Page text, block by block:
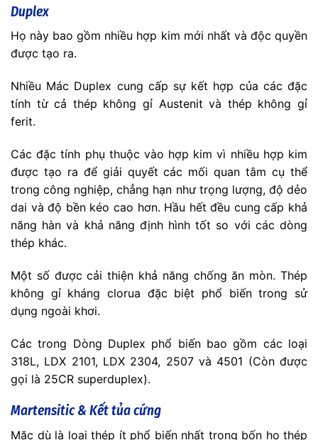
Duplex
Họ này bao gồm nhiều hợp kim mới nhất và độc quyền
được tạo ra.
Nhiều Mác Duplex cung cấp sự kết hợp của các đặc
tính từ cả thép không gỉ Austenit và thép không gỉ
ferit.
Các đặc tính phụ thuộc vào hợp kim vì nhiều hợp kim
được tạo ra để giải quyết các mối quan tâm cụ thể
trong công nghiệp, chẳng hạn như trọng lượng, độ dẻo
dai và độ bền kéo cao hơn. Hầu hết đều cung cấp khả
năng hàn và khả năng định hình tốt so với các dòng
thép khác.
Một số được cải thiện khả năng chống ăn mòn. Thép
không gỉ kháng clorua đặc biệt phổ biến trong sử
dụng ngoài khơi.
Các trong Dòng Duplex phổ biến bao gồm các loại
318L, LDX 2101, LDX 2304, 2507 và 4501 (Còn được
gọi là 25CR superduplex).
Martensitic & Kết tủa cứng
Mặc dù là loại thép ít phổ biến nhất trong bốn họ thép